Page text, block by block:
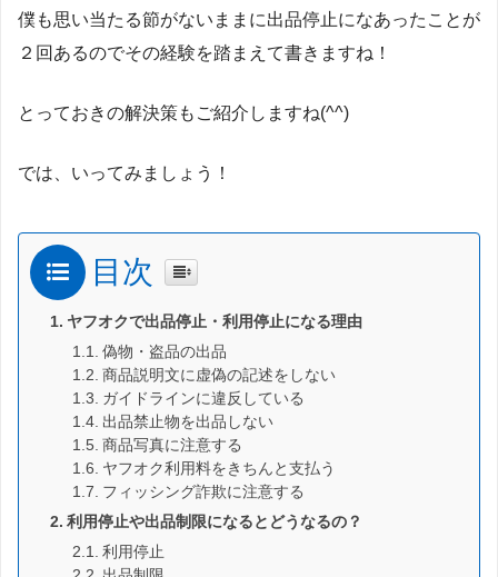
僕も思い当たる節がないままに出品停止になあったことが
２回あるのでその経験を踏まえて書きますね！
とっておきの解決策もご紹介しますね(^^)
では、いってみましょう！
目次
ヤフオクで出品停止・利用停止になる理由
偽物・盗品の出品
商品説明文に虚偽の記述をしない
ガイドラインに違反している
出品禁止物を出品しない
商品写真に注意する
ヤフオク利用料をきちんと支払う
フィッシング詐欺に注意する
利用停止や出品制限になるとどうなるの？
利用停止